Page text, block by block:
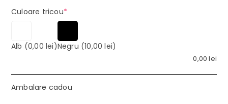
Culoare tricou*(required)
Alb (0,00 lei)Negru (10,00 lei)
0,00lei
Ambalare cadou